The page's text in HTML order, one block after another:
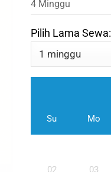
4 Minggu
Pilih Lama Sewa:
Su Mo
02 03